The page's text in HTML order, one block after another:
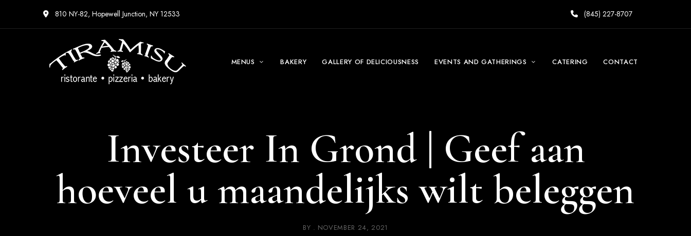
810 NY-82, Hopewell Junction, NY 12533 (845) 227-8707
MENUS BAKERY GALLERY OF DELICIOUSNESS EVENTS AND GATHERINGS CATERING CONTACT
Investeer In Grond | Geef aan
hoeveel u maandelijks wilt beleggen
BY NOVEMBER 24, 2021